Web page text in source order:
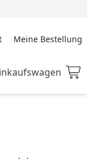
Meine Bestellung
Meine Bestellung